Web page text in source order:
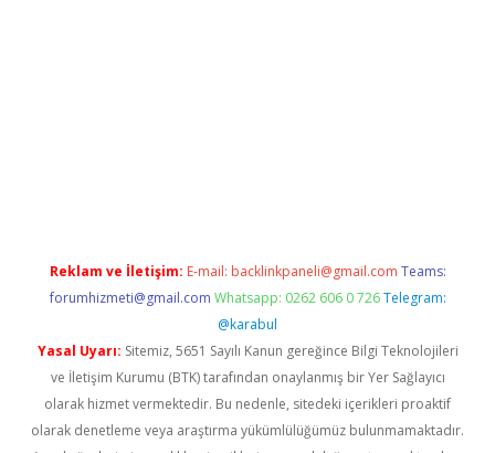
Reklam ve İletişim: E-mail: backlinkpaneli@gmail.com Teams:
forumhizmeti@gmail.com Whatsapp: 0262 606 0 726 Telegram:
@karabul
Yasal Uyarı: Sitemiz, 5651 Sayılı Kanun gereğince Bilgi Teknolojileri
ve İletişim Kurumu (BTK) tarafından onaylanmış bir Yer Sağlayıcı
olarak hizmet vermektedir. Bu nedenle, sitedeki içerikleri proaktif
olarak denetleme veya araştırma yükümlülüğümüz bulunmamaktadır.